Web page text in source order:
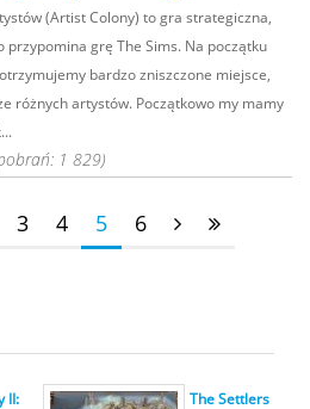
(Artist Colony) to gra strategiczna,
przypomina grę The Sims. Na początku
bardzo zniszczone miejsce,
różnych artystów. Początkowo my mamy
1 829)
3 4 5 6
II:
The Settlers